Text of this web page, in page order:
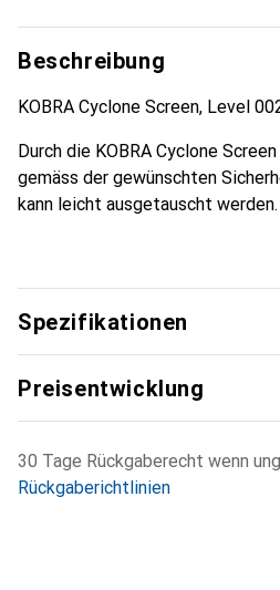
Beschreibung
KOBRA Cyclone Screen, Level
Durch die KOBRA Cyclone
gemäss der gewünschten
kann leicht ausgetauscht werden.
Spezifikationen
Preisentwicklung
30 Tage Rückgaberecht wenn
Rückgaberichtlinien